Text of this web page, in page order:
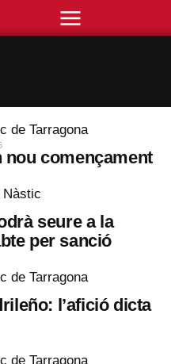
nou començament
seure a la
per sanció
l’afició dicta